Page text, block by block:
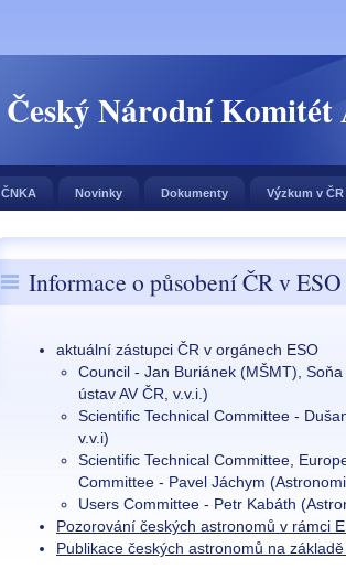
Český Národní
ČNKA Novinky Dokumenty Výzkum v ČR
Informace o působení ČR v ESO
aktuální zástupci ČR v orgánech ESO
Council - Jan Buriánek (MŠMT),
ústav AV ČR, v.v.i.)
Scientific Technical Committee -
v.v.i)
Scientific Technical Committee,
Committee - Pavel Jáchym
Users Committee - Petr Kabáth
Pozorování českých astronomů v rámci
Publikace českých astronomů na